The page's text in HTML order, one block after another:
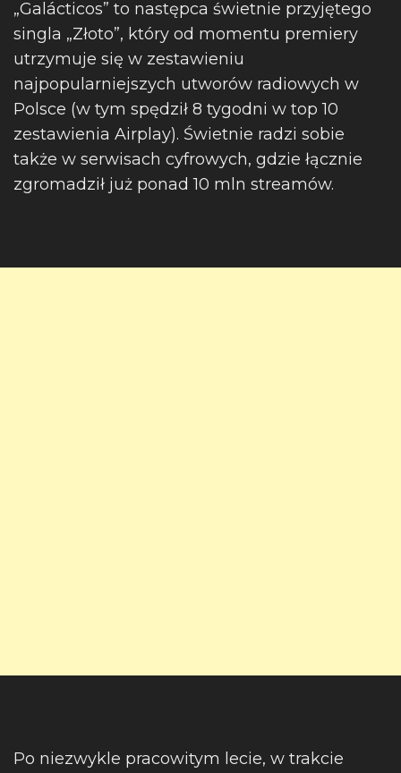
„Galácticos” to następca świetnie przyjętego
singla „Złoto”, który od momentu premiery
utrzymuje się w zestawieniu
najpopularniejszych utworów radiowych w
Polsce (w tym spędził 8 tygodni w top 10
zestawienia Airplay). Świetnie radzi sobie
także w serwisach cyfrowych, gdzie łącznie
zgromadził już ponad 10 mln streamów.
Po niezwykle pracowitym lecie, w trakcie